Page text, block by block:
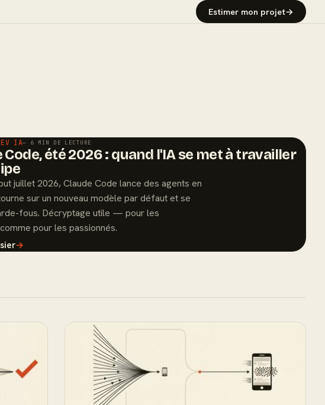
Estimer mon projet→
IA— 6 MIN DE LECTURE
Code, été 2026 : quand l'IA se met à travailler
juillet 2026, Claude Code lance des agents en
sur un nouveau modèle par défaut et se
fous. Décryptage utile — pour les
pour les passionnés.
→